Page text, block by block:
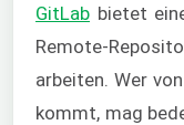
GitLab bietet
Remote-
arbeiten. Wer von
kommt, mag